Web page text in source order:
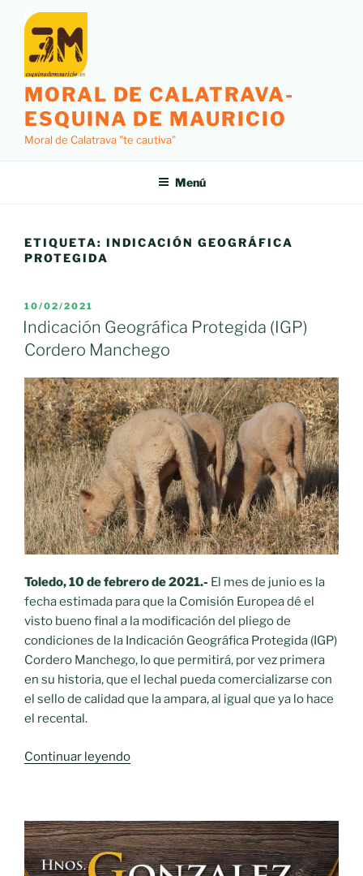
contenido
MORAL DE CALATRAVA-
ESQUINA DE MAURICIO
Moral de Calatrava "te cautiva"
Menú
ETIQUETA: INDICACIÓN GEOGRÁFICA
PROTEGIDA
PUBLICADO
EL
10/02/2021
Indicación Geográfica Protegida (IGP)
Cordero Manchego
Toledo, 10 de febrero de 2021.- El mes de junio es la
fecha estimada para que la Comisión Europea dé el
visto bueno final a la modificación del pliego de
condiciones de la Indicación Geográfica Protegida (IGP)
Cordero Manchego, lo que permitirá, por vez primera
en su historia, que el lechal pueda comercializarse con
el sello de calidad que la ampara, al igual que ya lo hace
el recental.
Continuar leyendo«Indicación
Cordero
Manchego»